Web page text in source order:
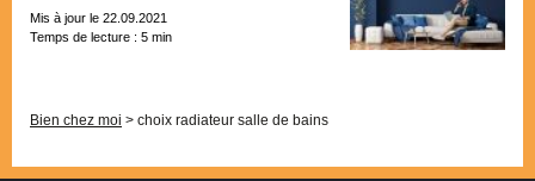
Mis à jour le 22.09.2021
Temps de lecture : 5 min
Bien chez moi > choix radiateur salle de bains